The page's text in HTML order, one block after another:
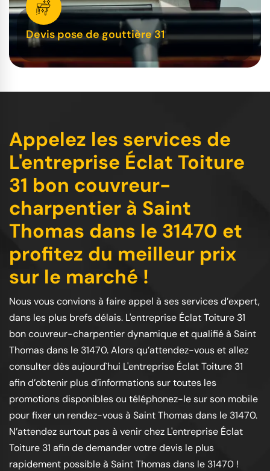
Devis pose de gouttière 31
Appelez les services de
L'entreprise Éclat Toiture
31 bon couvreur-
charpentier à Saint
Thomas dans le 31470 et
profitez du meilleur prix
sur le marché !
Nous vous convions à faire appel à ses services d’expert,
dans les plus brefs délais. L'entreprise Éclat Toiture 31
bon couvreur-charpentier dynamique et qualifié à Saint
Thomas dans le 31470. Alors qu’attendez-vous et allez
consulter dès aujourd`hui L'entreprise Éclat Toiture 31
afin d’obtenir plus d’informations sur toutes les
promotions disponibles ou téléphonez-le sur son mobile
pour fixer un rendez-vous à Saint Thomas dans le 31470.
N’attendez surtout pas à venir chez L'entreprise Éclat
Toiture 31 afin de demander votre devis le plus
rapidement possible à Saint Thomas dans le 31470 !